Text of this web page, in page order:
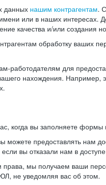
данных нашим контрагентам.
или в наших
качества и/или создания
обработку ваших
для
нахождения.
когда вы заполняете формы
предоставлять нам
вы отказали нам в
мы получаем ваши
не уведомляя вас об этом.